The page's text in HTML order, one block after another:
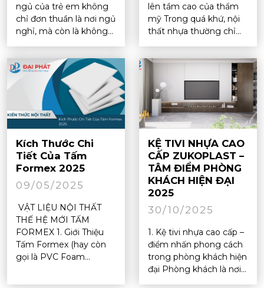
ngủ của trẻ em không
chỉ đơn thuần là nơi ngủ
nghỉ, mà còn là không...
lên tầm cao của thẩm
mỹ Trong quá khứ, nội
thất nhựa thường chỉ...
Kích Thước Chi
Tiết Của Tấm
Formex 2025
09/05/2025
VẬT LIỆU NỘI THẤT
THẾ HỆ MỚI TẤM
FORMEX 1. Giới Thiệu
Tấm Formex (hay còn
gọi là PVC Foam...
KỆ TIVI NHỰA CAO
CẤP ZUKOPLAST –
TÂM ĐIỂM PHÒNG
KHÁCH HIỆN ĐẠI
2025
30/10/2025
1. Kệ tivi nhựa cao cấp –
điểm nhấn phong cách
trong phòng khách hiện
đại Phòng khách là nơi...